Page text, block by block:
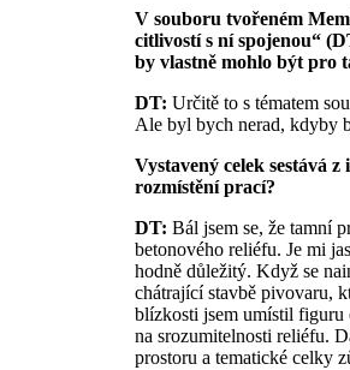
V souboru tvořeném
citlivostí s ní spojenou“
by vlastně mohlo být pro
DT: Určitě to s tématem
Ale byl bych nerad, kdyby
Vystavený celek sestává
rozmístění prací?
DT: Bál jsem se, že tamní
betonového reliéfu. Je mi
hodně důležitý. Když se
chátrající stavbě pivovaru,
blízkosti jsem umístil figuru
na srozumitelnosti reliéfu.
prostoru a tematické celky